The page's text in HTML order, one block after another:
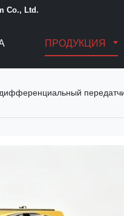
Co., Ltd.
ПРОДУКЦИЯ